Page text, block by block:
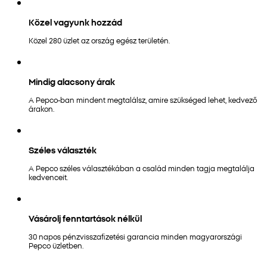
Közel vagyunk hozzád
Közel 280 üzlet az ország egész területén.
Mindig alacsony árak
A Pepco-ban mindent megtalálsz, amire szükséged lehet, kedvező
árakon.
Széles választék
A Pepco széles választékában a család minden tagja megtalálja
kedvenceit.
Vásárolj fenntartások nélkül
30 napos pénzvisszafizetési garancia minden magyarországi
Pepco üzletben.